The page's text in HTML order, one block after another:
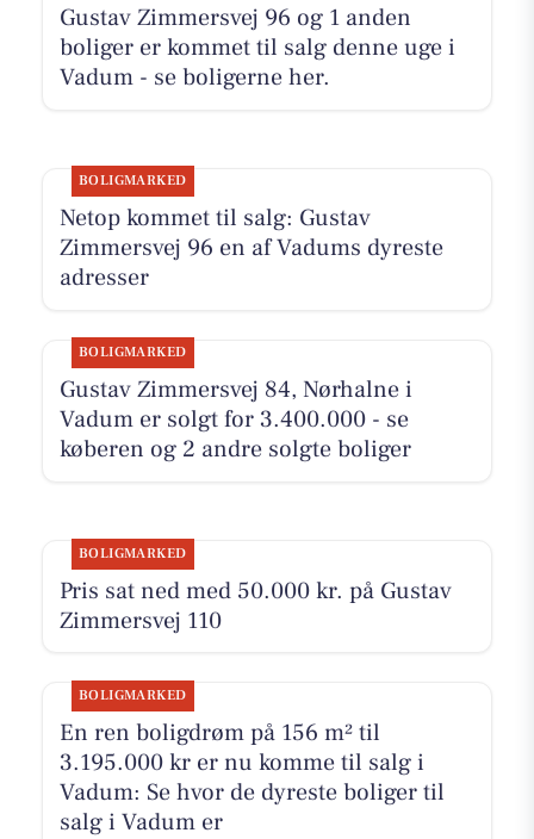
Gustav Zimmersvej 96 og 1 anden
boliger er kommet til salg denne uge i
Vadum - se boligerne her.
BOLIGMARKED
Netop kommet til salg: Gustav
Zimmersvej 96 en af Vadums dyreste
adresser
BOLIGMARKED
Gustav Zimmersvej 84, Nørhalne i
Vadum er solgt for 3.400.000 - se
køberen og 2 andre solgte boliger
BOLIGMARKED
Pris sat ned med 50.000 kr. på Gustav
Zimmersvej 110
BOLIGMARKED
En ren boligdrøm på 156 m² til
3.195.000 kr er nu komme til salg i
Vadum: Se hvor de dyreste boliger til
salg i Vadum er